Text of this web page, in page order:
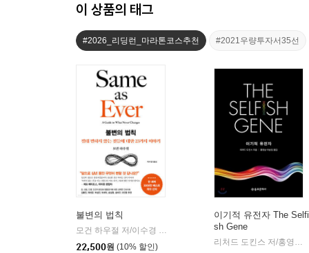
이 상품의 태그
#2026_리딩런_마라톤코스추천 #2021우량투자서35선
불변의 법칙
모건 하우절 저/이수경 역
22,500원 (10% 할인)
이기적 유전자 The Selfi
sh Gene
리처드 도킨스 저/홍영남,이상임 공역